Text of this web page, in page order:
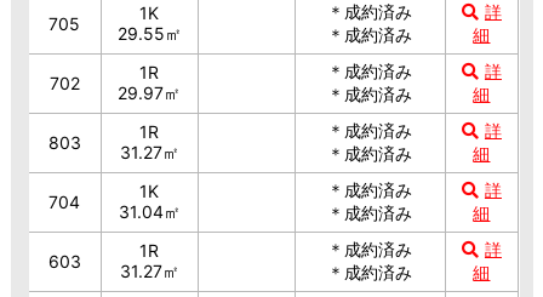
705
1K
29.55㎡
＊成約済み
＊成約済み
詳
細
702
1R
29.97㎡
＊成約済み
＊成約済み
詳
細
803
1R
31.27㎡
＊成約済み
＊成約済み
詳
細
704
1K
31.04㎡
＊成約済み
＊成約済み
詳
細
603
1R
31.27㎡
＊成約済み
＊成約済み
詳
細